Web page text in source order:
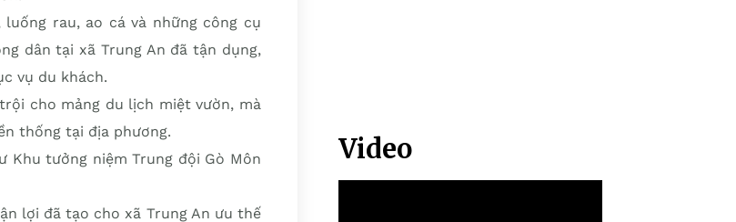
rau, ao cá và những công cụ
dân tại xã Trung An đã tận dụng,
vụ du khách.
cho mảng du lịch miệt vườn, mà
thống tại địa phương.
Khu tưởng niệm Trung đội Gò Môn
lợi đã tạo cho xã Trung An ưu thế
Video